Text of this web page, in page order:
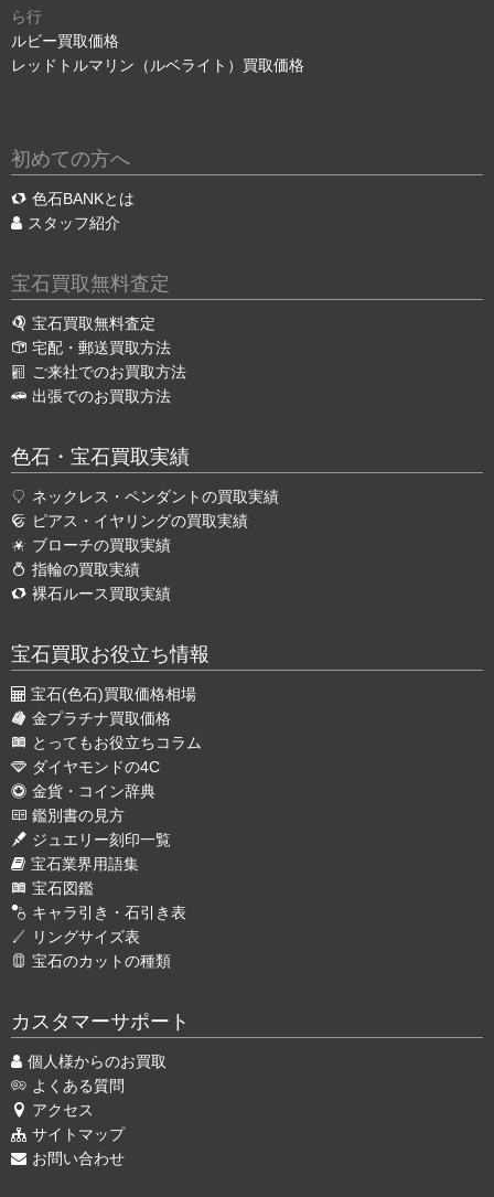
ら行
ルビー買取価格
レッドトルマリン（ルベライト）買取価格
初めての方へ
色石BANKとは
スタッフ紹介
宝石買取無料査定
宝石買取無料査定
宅配・郵送買取方法
ご来社でのお買取方法
出張でのお買取方法
色石・宝石買取実績
ネックレス・ペンダントの買取実績
ピアス・イヤリングの買取実績
ブローチの買取実績
指輪の買取実績
裸石ルース買取実績
宝石買取お役立ち情報
宝石(色石)買取価格相場
金プラチナ買取価格
とってもお役立ちコラム
ダイヤモンドの4C
金貨・コイン辞典
鑑別書の見方
ジュエリー刻印一覧
宝石業界用語集
宝石図鑑
キャラ引き・石引き表
リングサイズ表
宝石のカットの種類
カスタマーサポート
個人様からのお買取
よくある質問
アクセス
サイトマップ
お問い合わせ